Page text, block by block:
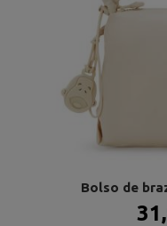
Bolso de